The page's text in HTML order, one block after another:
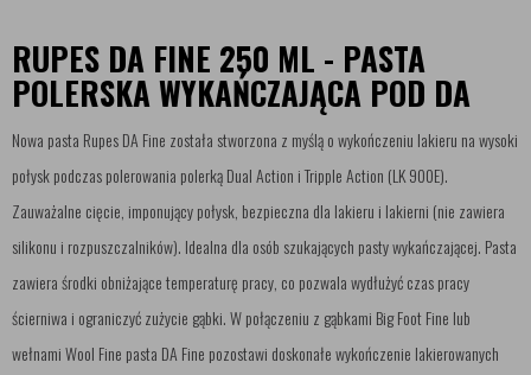
RUPES DA FINE 250 ML - PASTA
POLERSKA WYKAŃCZAJĄCA POD DA
Nowa pasta Rupes DA Fine została stworzona z myślą o wykończeniu lakieru na wysoki
połysk podczas polerowania polerką Dual Action i Tripple Action (LK 900E).
Zauważalne cięcie, imponujący połysk, bezpieczna dla lakieru i lakierni (nie zawiera
silikonu i rozpuszczalników). Idealna dla osób szukających pasty wykańczającej. Pasta
zawiera środki obniżające temperaturę pracy, co pozwala wydłużyć czas pracy
ścierniwa i ograniczyć zużycie gąbki. W połączeniu z gąbkami Big Foot Fine lub
wełnami Wool Fine pasta DA Fine pozostawi doskonałe wykończenie lakierowanych